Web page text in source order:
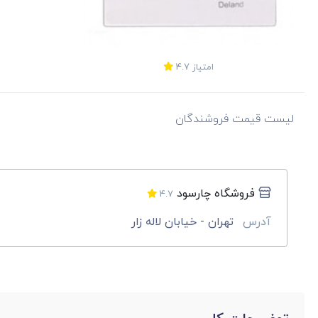
امتیاز 4.7
لیست قیمت فروشندگان
فروشگاه چارسود 4.7
آدرس تهران - خیابان لاله زار